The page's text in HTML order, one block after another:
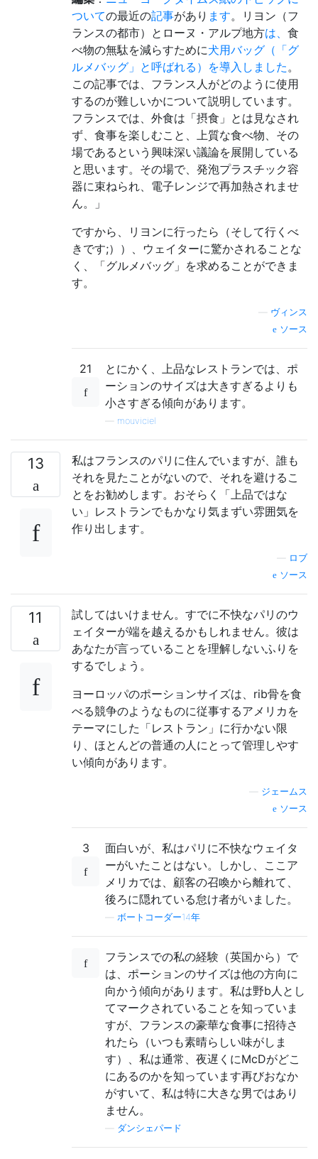
ついての最近の記事があり ます。リヨン（フ
ランスの都市）とローヌ・アルプ地方は、 食
べ物の無駄を減らすために犬用バッグ（「グ
ルメバッグ」と呼ばれる）を導入しました 。
この記事では、フランス人がどのように使用
するのが難しいかについて説明しています。
フランスでは、外食は「摂食」とは見なされ
ず、食事を楽しむこと、上質な食べ物、その
場であるという興味深い議論を展開している
と思います。その場で、発泡プラスチック容
器に束ねられ、電子レンジで再加熱されませ
ん。」
ですから、リヨンに行ったら（そして行くべ
きです;））、ウェイターに驚かされることな
く、「グルメバッグ」を求めることができま
す。
ヴィンス
ソース
21
とにかく、上品なレストランでは、ポ
ーションのサイズは大きすぎるよりも
小さすぎる傾向があります。
mouviciel
13
私はフランスのパリに住んでいますが、誰も
それを見たことがないので、それを避けるこ
とをお勧めします。おそらく「上品ではな
い」レストランでもかなり気まずい雰囲気を
作り出します。
ロブ
ソース
11
試してはいけません。すでに不快なパリのウ
ェイターが端を越えるかもしれません。彼は
あなたが言っていることを理解しないふりを
するでしょう。
ヨーロッパのポーションサイズは、rib骨を食
べる競争のようなものに従事するアメリカを
テーマにした「レストラン」に行かない限
り、ほとんどの普通の人にとって管理しやす
い傾向があります。
ジェームス
ソース
3
面白いが、私はパリに不快なウェイタ
ーがいたことはない。しかし、ここア
メリカでは、顧客の召喚から離れて、
後ろに隠れている怠け者がいました。
ボートコーダー14年
フランスでの私の経験（英国から）で
は、ポーションのサイズは他の方向に
向かう傾向があります。私は野b人とし
てマークされていることを知っていま
すが、フランスの豪華な食事に招待さ
れたら（いつも素晴らしい味がしま
す）、私は通常、夜遅くにMcDがどこ
にあるのかを知っています再びおなか
がすいて、私は特に大きな男ではあり
ません。
ダンシェパード